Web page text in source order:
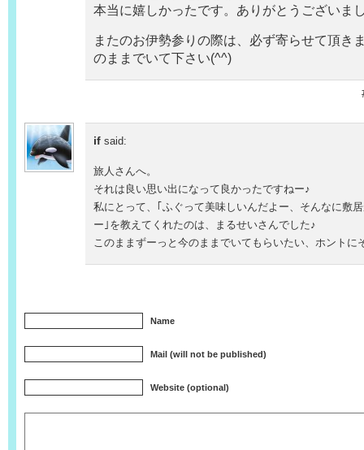
本当に嬉しかったです。ありがとうございま
またのお伊勢参りの際は、必ず寄らせて頂き
のままでいて下さい(^^)
if said:
旅人さんへ。
それは良い思い出になって良かったですねー♪
私にとって、｢ふぐって美味しいんだよー、そんなに敷
ー｣を教えてくれたのは、まるせいさんでした♪
このままずーっと今のままでいてもらいたい、ホントに
Name
Mail (will not be published)
Website (optional)